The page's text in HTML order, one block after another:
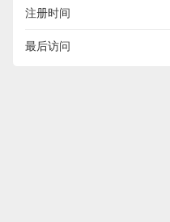
注册时间
最后访问